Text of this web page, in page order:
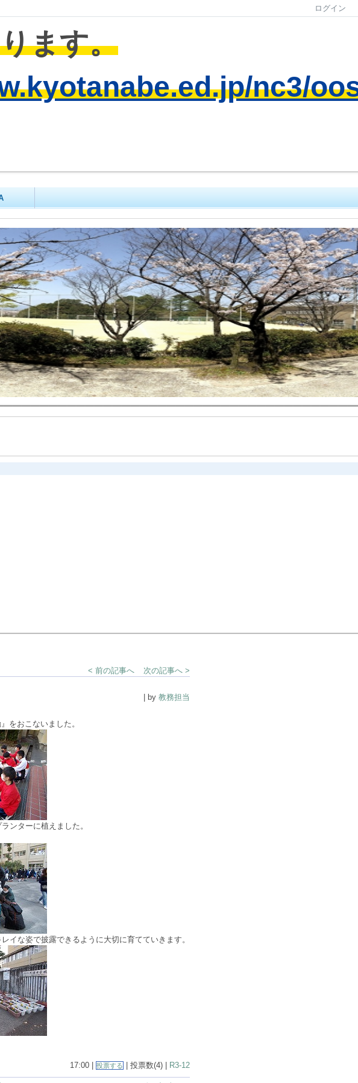
ログイン
ます。
nc3/
< 前の記事へ 次の記事へ >
| by 教務担当
をおこないました。
ンターに植えました。
イな姿で披露できるように大切に育てていきます。
17:00 | 投票する | 投票数(4) | R3-12